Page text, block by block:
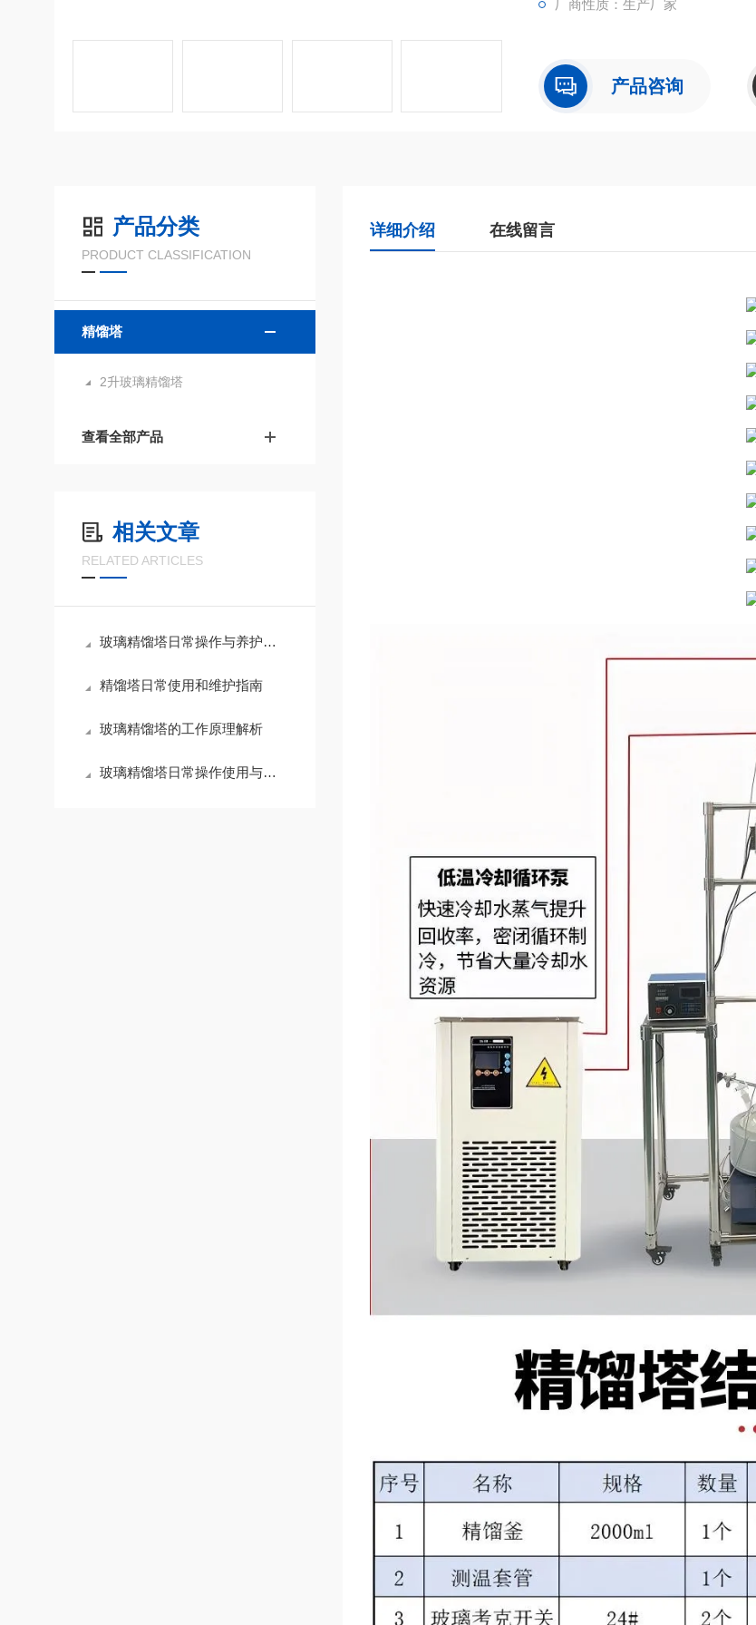
厂商性质：生产厂家
产品咨询
产品分类
PRODUCT CLASSIFICATION
精馏塔
2升玻璃精馏塔
查看全部产品
相关文章
RELATED ARTICLES
玻璃精馏塔日常操作与养护流程
精馏塔日常使用和维护指南
玻璃精馏塔的工作原理解析
玻璃精馏塔日常操作使用与维护保养说明
详细介绍 在线留言